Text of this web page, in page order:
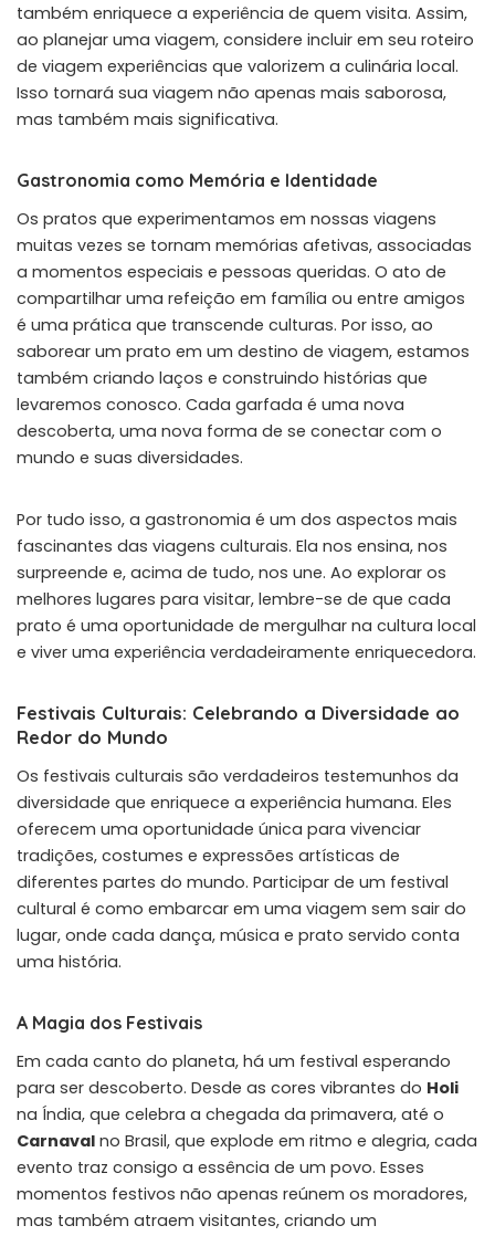
também enriquece a experiência de quem visita. Assim,
ao planejar uma viagem, considere incluir em seu roteiro
de viagem experiências que valorizem a culinária local.
Isso tornará sua viagem não apenas mais saborosa,
mas também mais significativa.
Gastronomia como Memória e Identidade
Os pratos que experimentamos em nossas viagens
muitas vezes se tornam memórias afetivas, associadas
a momentos especiais e pessoas queridas. O ato de
compartilhar uma refeição em família ou entre amigos
é uma prática que transcende culturas. Por isso, ao
saborear um prato em um destino de viagem, estamos
também criando laços e construindo histórias que
levaremos conosco. Cada garfada é uma nova
descoberta, uma nova forma de se conectar com o
mundo e suas diversidades.
Por tudo isso, a gastronomia é um dos aspectos mais
fascinantes das viagens culturais. Ela nos ensina, nos
surpreende e, acima de tudo, nos une. Ao explorar os
melhores lugares para visitar, lembre-se de que cada
prato é uma oportunidade de mergulhar na cultura local
e viver uma experiência verdadeiramente enriquecedora.
Festivais Culturais: Celebrando a Diversidade ao
Redor do Mundo
Os festivais culturais são verdadeiros testemunhos da
diversidade que enriquece a experiência humana. Eles
oferecem uma oportunidade única para vivenciar
tradições, costumes e expressões artísticas de
diferentes partes do mundo. Participar de um festival
cultural é como embarcar em uma viagem sem sair do
lugar, onde cada dança, música e prato servido conta
uma história.
A Magia dos Festivais
Em cada canto do planeta, há um festival esperando
para ser descoberto. Desde as cores vibrantes do Holi
na Índia, que celebra a chegada da primavera, até o
Carnaval no Brasil, que explode em ritmo e alegria, cada
evento traz consigo a essência de um povo. Esses
momentos festivos não apenas reúnem os moradores,
mas também atraem visitantes, criando um